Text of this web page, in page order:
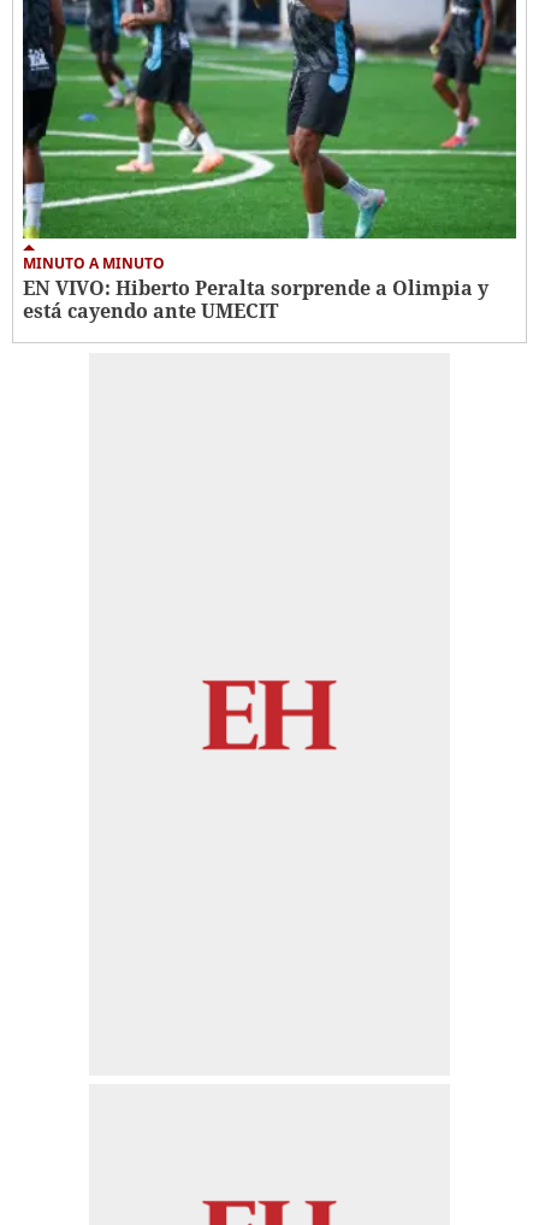
MINUTO A MINUTO
EN VIVO: Hiberto Peralta sorprende a Olimpia y
está cayendo ante UMECIT